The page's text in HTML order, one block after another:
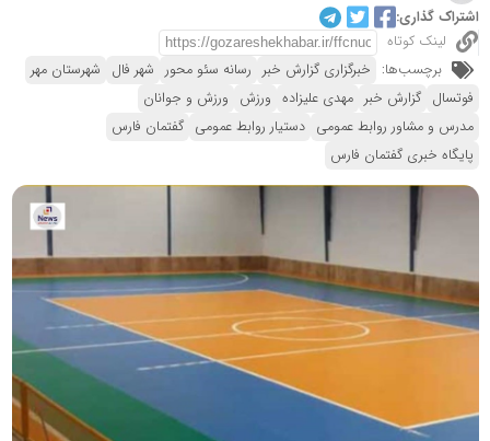
اشتراک گذاری:
لینک کوتاه
برچسب‌ها: خبرگزاری گزارش خبر رسانه سئو محور شهر فال شهرستان مهر
فوتسال گزارش خبر مهدی علیزاده ورزش ورزش و جوانان
مدرس و مشاور روابط عمومی دستیار روابط عمومی گفتمان فارس
پایگاه خبری گفتمان فارس